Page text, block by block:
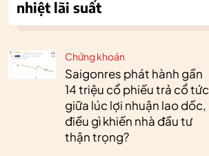
Chứng khoán
Saigonres phát hành gần
14 triệu cổ phiếu trả cổ tức
giữa lúc lợi nhuận lao dốc,
điều gì khiến nhà đầu tư
thận trọng?
nhiệt lãi suất